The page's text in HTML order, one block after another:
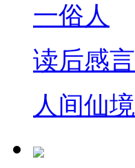
一俗人
读后感言
人间仙境